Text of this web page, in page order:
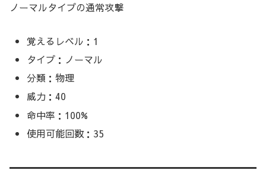
ノーマルタイプの通常攻撃
覚えるレベル：1
タイプ：ノーマル
分類：物理
威力：40
命中率：100%
使用可能回数：35